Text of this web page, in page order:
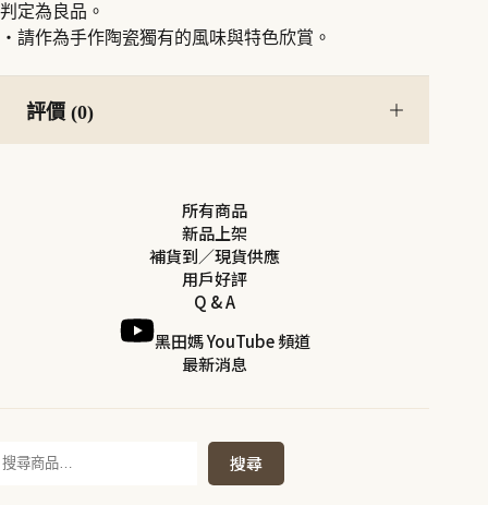
判定為良品。
・請作為手作陶瓷獨有的風味與特色欣賞。
評價 (0)
所有商品
新品上架
補貨到／現貨供應
用戶好評
Q & A
黑田媽 YouTube 頻道
最新消息
搜
搜尋